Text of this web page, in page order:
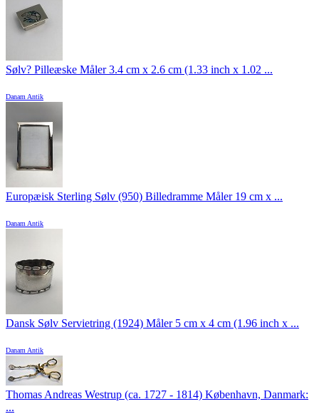
Sølv? Pilleæske Måler 3.4 cm x 2.6 cm (1.33 inch x 1.02 ...
Danam Antik
Europæisk Sterling Sølv (950) Billedramme Måler 19 cm x ...
Danam Antik
Dansk Sølv Servietring (1924) Måler 5 cm x 4 cm (1.96 inch x ...
Danam Antik
Thomas Andreas Westrup (ca. 1727 - 1814) København, Danmark:
...